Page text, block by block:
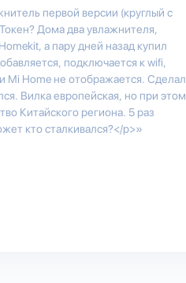
первой версии (круглый с
Дома два увлажнителя,
а пару дней назад купил
подключается к wifi,
Mi Home не отображается. Сделал
Вилка европейская, но при этом
Китайского региона. 5 раз
кто сталкивался?</p>»